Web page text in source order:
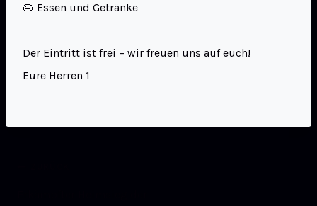
🥧 Essen und Getränke
Der Eintritt ist frei – wir freuen uns auf euch!
Eure Herren 1